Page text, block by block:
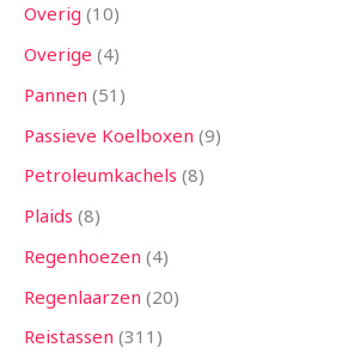
Overig 10
Overige 4
Pannen 51
Passieve Koelboxen 9
Petroleumkachels 8
Plaids 8
Regenhoezen 4
Regenlaarzen 20
Reistassen 311